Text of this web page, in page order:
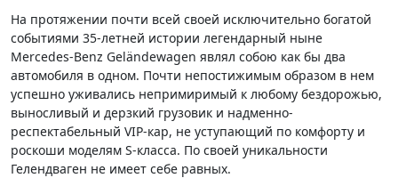
На протяжении почти всей своей исключительно богатой
событиями 35-летней истории легендарный ныне
Mercedes-Benz Geländewagen являл собою как бы два
автомобиля в одном. Почти непостижимым образом в нем
успешно уживались непримиримый к любому бездорожью,
выносливый и дерзкий грузовик и надменно-
респектабельный VIP-кар, не уступающий по комфорту и
роскоши моделям S-класса. По своей уникальности
Гелендваген не имеет себе равных.